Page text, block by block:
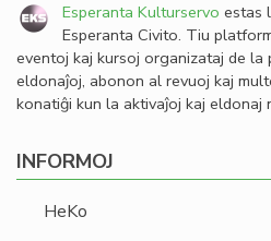
Esperanta Kulturservo estas
Esperanta Civito. Tiu
eventoj kaj kursoj organizataj de
eldonaĵoj, abonon al revuoj kaj
konatiĝi kun la aktivaĵoj kaj eldonaj
INFORMOJ
HeKo